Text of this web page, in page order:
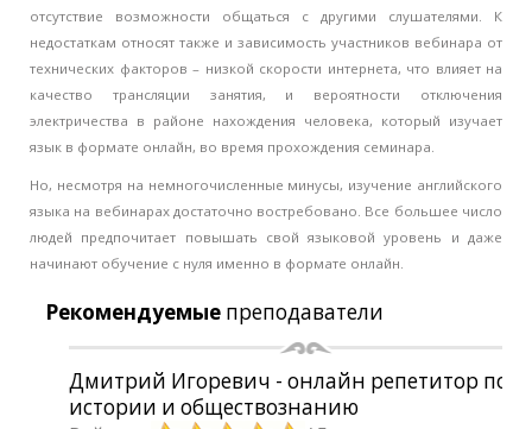
отсутствие возможности общаться с другими слушателями. К
недостаткам относят также и зависимость участников вебинара от
технических факторов – низкой скорости интернета, что влияет на
качество трансляции занятия, и вероятности отключения
электричества в районе нахождения человека, который изучает
язык в формате онлайн, во время прохождения семинара.
Но, несмотря на немногочисленные минусы, изучение английского
языка на вебинарах достаточно востребовано. Все большее число
людей предпочитает повышать свой языковой уровень и даже
начинают обучение с нуля именно в формате онлайн.
Рекомендуемые преподаватели
Дмитрий Игоревич - онлайн репетитор по
истории и обществознанию